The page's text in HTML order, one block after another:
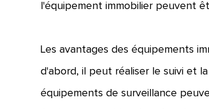
l'équipement immobilier peuvent
Les avantages des équipements
d'abord, il peut réaliser le suivi et
équipements de surveillance